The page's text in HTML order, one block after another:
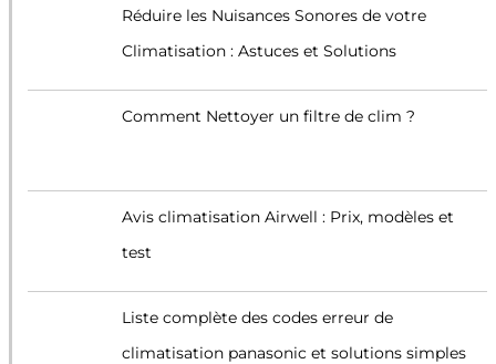
Réduire les Nuisances Sonores de votre
Climatisation : Astuces et Solutions
Comment Nettoyer un filtre de clim ?
Avis climatisation Airwell : Prix, modèles et
test
Liste complète des codes erreur de
climatisation panasonic et solutions simples